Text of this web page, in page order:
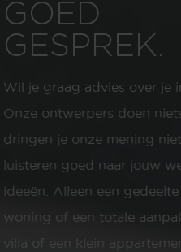
je interieur?
niets liever. We
niet op, maar
wensen en
van de
aanpak, een luxe
Ieder